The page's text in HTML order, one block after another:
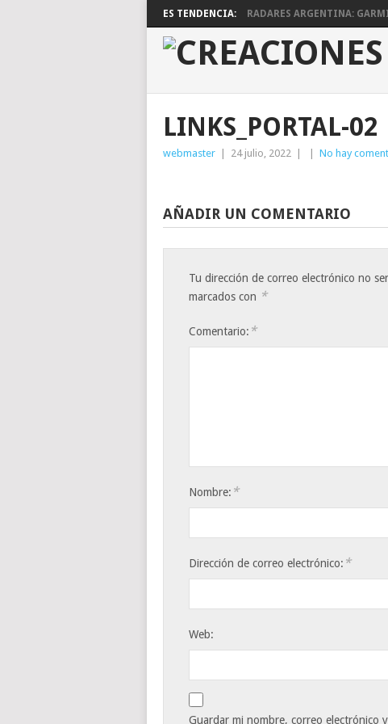
ES TENDENCIA: RADARES ARGENTINA:
LINKS_PORTAL-02
webmaster 24 julio, 2022 No hay
AÑADIR UN COMENTARIO
Tu dirección de correo electrónico no
marcados con *
Comentario: *
Nombre: *
Dirección de correo electrónico: *
Web:
Guardar mi nombre, correo electrónico